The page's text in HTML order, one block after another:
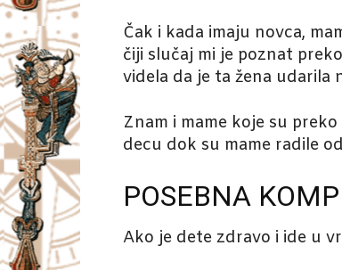
Čak i kada imaju novca,
čiji slučaj mi je poznat
videla da je ta žena udarila
Znam i mame koje su preko
decu dok su mame radile
POSEBNA
Ako je dete zdravo i ide u